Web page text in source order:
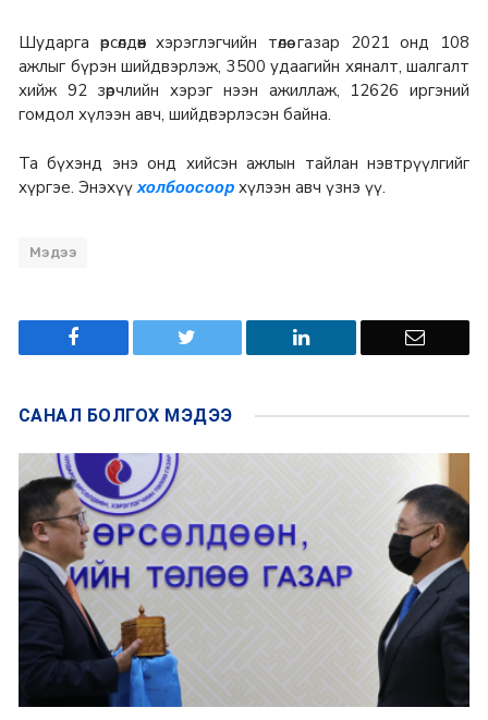
Шударга өрсөлдөөн хэрэглэгчийн төлөө газар 2021 онд 108
ажлыг бүрэн шийдвэрлэж, 3500 удаагийн хяналт, шалгалт
хийж 92 зөрчлийн хэрэг нээн ажиллаж, 12626 иргэний
гомдол хүлээн авч, шийдвэрлэсэн байна.
Та бүхэнд энэ онд хийсэн ажлын тайлан нэвтрүүлгийг
хүргэе. Энэхүүхолбоосоор хүлээн авч үзнэ үү.
Мэдээ
САНАЛ БОЛГОХ МЭДЭЭ